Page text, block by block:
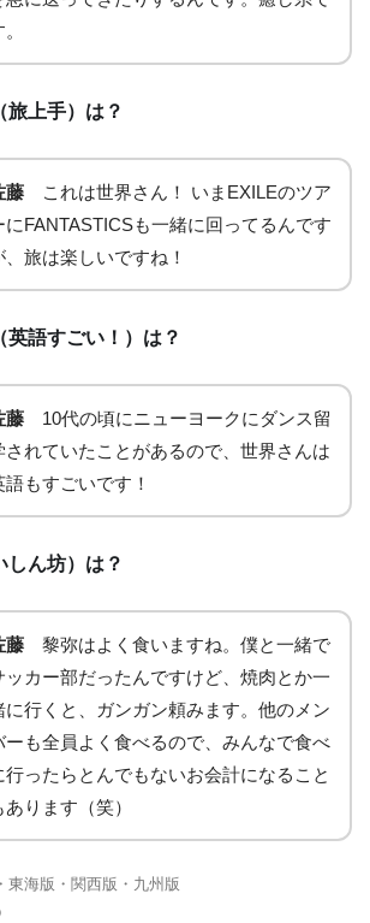
旅上手）は？
藤 これは世界さん！ いまEXILEのツア
にFANTASTICSも一緒に回ってるんです
、旅は楽しいですね！
英語すごい！）は？
藤 10代の頃にニューヨークにダンス留
されていたことがあるので、世界さんは
語もすごいです！
しん坊）は？
藤 黎弥はよく食いますね。僕と一緒で
ッカー部だったんですけど、焼肉とか一
に行くと、ガンガン頼みます。他のメン
ーも全員よく食べるので、みんなで食べ
行ったらとんでもないお会計になること
あります（笑）
東海版・関西版・九州版